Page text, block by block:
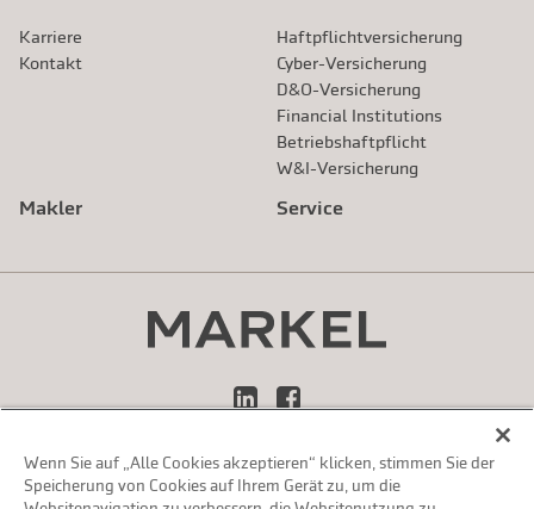
Karriere
Kontakt
Haftpflichtversicherung
Cyber-Versicherung
D&O-Versicherung
Financial Institutions
Betriebshaftpflicht
W&I-Versicherung
Makler Service
LinkedInFacebook
Impressum
Datenschutzerklärung
Wenn Sie auf „Alle Cookies akzeptieren“ klicken, stimmen Sie der
Speicherung von Cookies auf Ihrem Gerät zu, um die